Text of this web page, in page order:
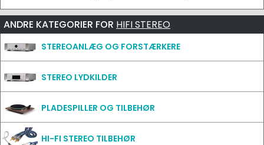
ANDRE KATEGORIER FOR HIFI STEREO
STEREOANLÆG OG FORSTÆRKERE
STEREO LYDKILDER
PLADESPILLER OG TILBEHØR
HI-FI STEREO TILBEHØR